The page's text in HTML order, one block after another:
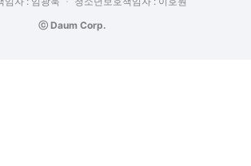
ⓒ Daum Corp.